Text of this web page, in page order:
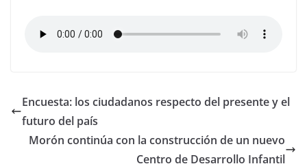
Encuesta: los ciudadanos respecto del presente y el
futuro del país
Morón continúa con la construcción de un nuevo
Centro de Desarrollo Infantil